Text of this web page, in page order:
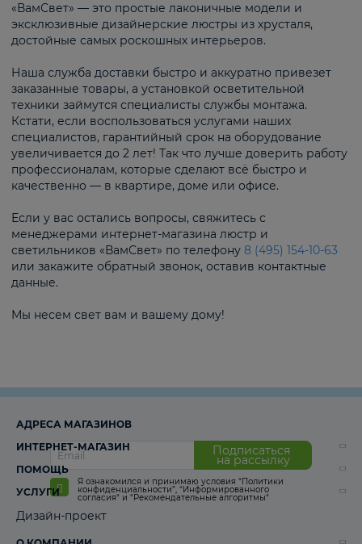
«ВамСвет» — это простые лаконичные модели и
эксклюзивные дизайнерские люстры из хрусталя,
достойные самых роскошных интерьеров.
Наша служба доставки быстро и аккуратно привезет
заказанные товары, а установкой осветительной
техники займутся специалисты службы монтажа.
Кстати, если воспользоваться услугами наших
специалистов, гарантийный срок на оборудование
увеличивается до 2 лет! Так что лучше доверить работу
профессионалам, которые сделают всё быстро и
качественно — в квартире, доме или офисе.
Если у вас остались вопросы, свяжитесь с
менеджерами интернет-магазина люстр и
светильников «ВамСвет» по телефону 8 (495) 154-10-63
или закажите обратный звонок, оставив контактные
данные.
Мы несем свет вам и вашему дому!
Подписаться
на рассылку
Я ознакомился и принимаю условия “Политики
конфиденциальности”, “Информированного
согласия“ и “Рекомендательные алгоритмы“
АДРЕСА МАГАЗИНОВ
ИНТЕРНЕТ-МАГАЗИН
ПОМОЩЬ
УСЛУГИ
Дизайн-проект